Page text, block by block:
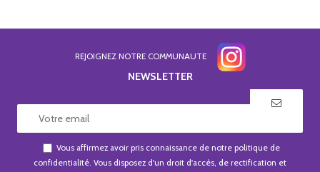
REJOIGNEZ NOTRE COMMUNAUTE
NEWSLETTER
Vous affirmez avoir pris connaissance de notre politique de
confidentialité. Vous disposez d'un droit d'accès, de rectification et